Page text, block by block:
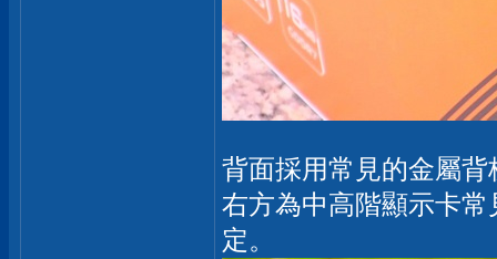
背面採用常見的金屬
右方為中高階顯示卡
定。